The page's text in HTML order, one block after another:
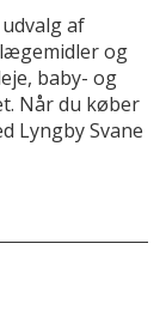
af
og
baby- og
Når du køber
Lyngby Svane